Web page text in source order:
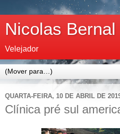
Nicolas Bernal
Velejador
QUARTA-FEIRA, 10 DE ABRIL DE
Clínica pré sul